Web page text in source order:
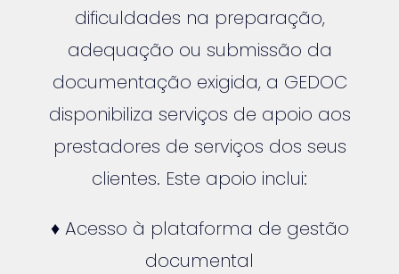
dificuldades na preparação,
adequação ou submissão da
documentação exigida, a GEDOC
disponibiliza serviços de apoio aos
prestadores de serviços dos seus
clientes. Este apoio inclui:
♦ Acesso à plataforma de gestão
documental